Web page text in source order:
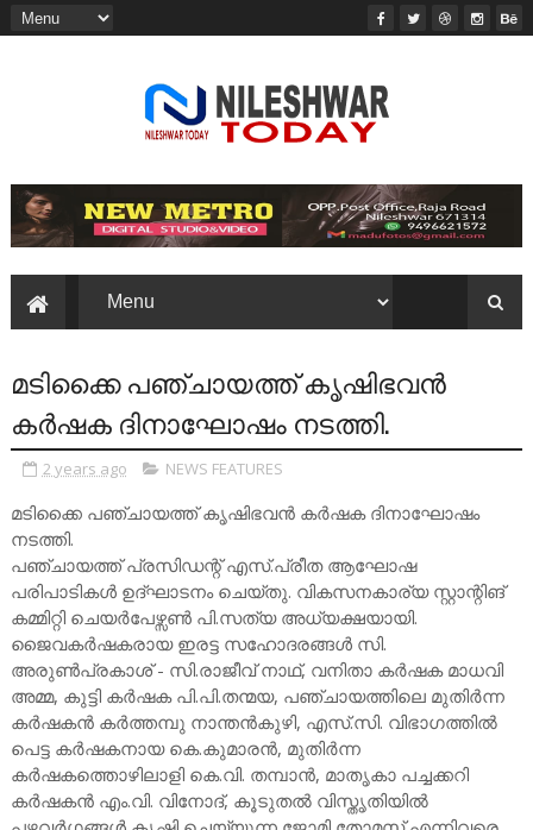
മടിക്കൈ പഞ്ചായത്ത് കൃഷിഭവൻ
കർഷക ദിനാഘോഷം നടത്തി.
2 years ago NEWS FEATURES
മടിക്കൈ പഞ്ചായത്ത് കൃഷിഭവൻ കർഷക ദിനാഘോഷം
നടത്തി.
പഞ്ചായത്ത് പ്രസിഡന്റ് എസ്.പ്രീത ആഘോഷ
പരിപാടികൾ ഉദ്ഘാടനം ചെയ്തു. വികസനകാര്യ സ്റ്റാന്റിങ്
കമ്മിറ്റി ചെയർപേഴ്സൺ പി.സത്യ അധ്യക്ഷയായി.
ജൈവകർഷകരായ ഇരട്ട സഹോദരങ്ങൾ സി.
അരുൺപ്രകാശ് - സി.രാജീവ് നാഥ്, വനിതാ കർഷക മാധവി
അമ്മ, കുട്ടി കർഷക പി.പി.തന്മയ, പഞ്ചായത്തിലെ മുതിർന്ന
കർഷകൻ കർത്തമ്പു നാന്തൻകുഴി, എസ്.സി. വിഭാഗത്തിൽ
പെട്ട കർഷകനായ കെ.കുമാരൻ, മുതിർന്ന
കർഷകത്തൊഴിലാളി കെ.വി. തമ്പാൻ, മാതൃകാ പച്ചക്കറി
കർഷകൻ എം.വി. വിനോദ്, കൂടുതൽ വിസ്തൃതിയിൽ